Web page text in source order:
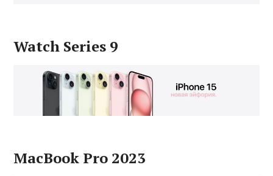
Watch Series 9
MacBook Pro 2023